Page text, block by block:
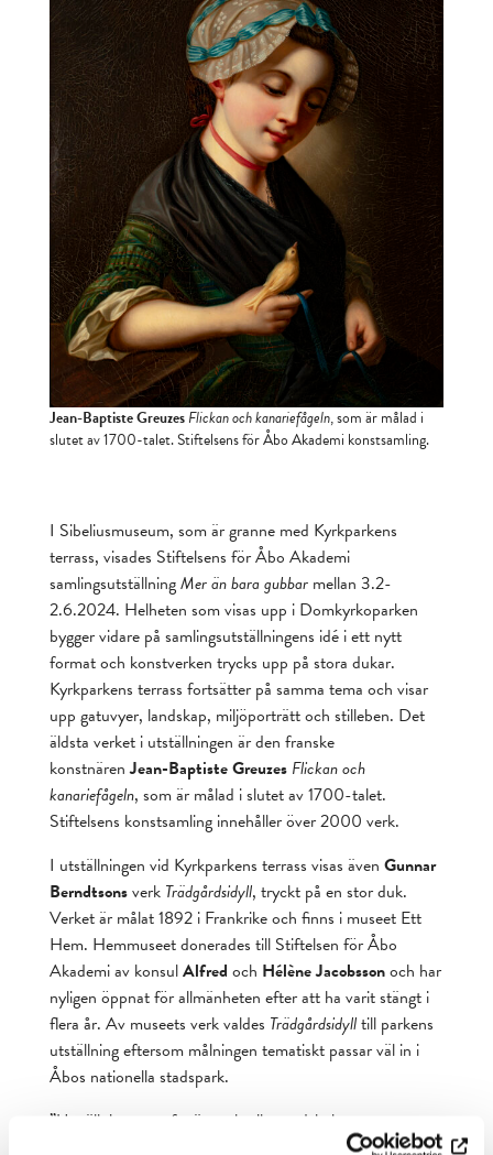
Jean-Baptiste GreuzesFlickan och kanariefågeln, som är målad i
slutet av 1700-talet. Stiftelsens för Åbo Akademi konstsamling.
I Sibeliusmuseum, som är granne med Kyrkparkens
terrass, visades Stiftelsens för Åbo Akademi
samlingsutställningMer än bara gubbar mellan 3.2-
2.6.2024. Helheten som visas upp i Domkyrkoparken
bygger vidare på samlingsutställningens idé i ett nytt
format och konstverken trycks upp på stora dukar.
Kyrkparkens terrass fortsätter på samma tema och visar
upp gatuvyer, landskap, miljöporträtt och stilleben. Det
äldsta verket i utställningen är den franske
konstnärenJean-Baptiste Greuzes Flickan och
kanariefågeln, som är målad i slutet av 1700-talet.
Stiftelsens konstsamling innehåller över 2000 verk.
I utställningen vid Kyrkparkens terrass visas även Gunnar
Berndtsonsverk Trädgårdsidyll, tryckt på en stor duk.
Verket är målat 1892 i Frankrike och finns i museet Ett
Hem. Hemmuseet donerades till Stiftelsen för Åbo
Akademi av konsulAlfred och Hélène Jacobssonoch har
nyligen öppnat för allmänheten efter att ha varit stängt i
flera år. Av museets verk valdes Trädgårdsidylltill parkens
utställning eftersom målningen tematiskt passar väl in i
Åbos nationella stadspark.
”Utställningens syfte är att berika stadskulturen genom
att presentera konst på ett nytt sätt i stadsmiljön. Den